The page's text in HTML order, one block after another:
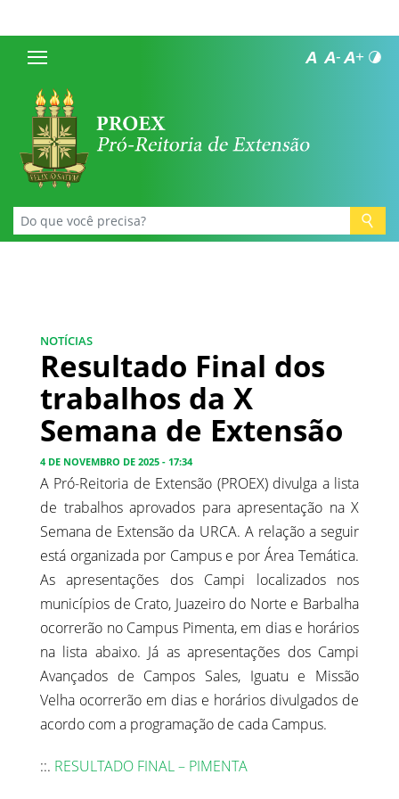
NOTÍCIAS
Resultado Final dos
trabalhos da X
Semana de Extensão
4 DE NOVEMBRO DE 2025 - 17:34
A Pró-Reitoria de Extensão (PROEX) divulga a lista
de trabalhos aprovados para apresentação na X
Semana de Extensão da URCA. A relação a seguir
está organizada por Campus e por Área Temática.
As apresentações dos Campi localizados nos
municípios de Crato, Juazeiro do Norte e Barbalha
ocorrerão no Campus Pimenta, em dias e horários
na lista abaixo. Já as apresentações dos Campi
Avançados de Campos Sales, Iguatu e Missão
Velha ocorrerão em dias e horários divulgados de
acordo com a programação de cada Campus.
::. RESULTADO FINAL – PIMENTA